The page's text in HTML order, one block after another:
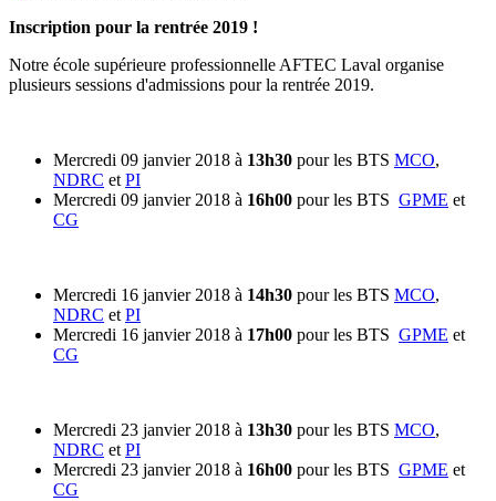
Inscription pour la rentrée 2019 !
Notre école supérieure professionnelle AFTEC Laval organise
plusieurs sessions d'admissions pour la rentrée 2019.
Mercredi 09 janvier 2018 à 13h30 pour les BTS MCO,
NDRC etPI
Mercredi 09 janvier 2018 à 16h00 pour les BTS GPME et
CG
Mercredi 16 janvier 2018 à 14h30 pour les BTS MCO,
NDRC etPI
Mercredi 16 janvier 2018 à 17h00 pour les BTS GPME et
CG
Mercredi 23 janvier 2018 à 13h30 pour les BTS MCO,
NDRC etPI
Mercredi 23 janvier 2018 à 16h00 pour les BTS GPME et
CG